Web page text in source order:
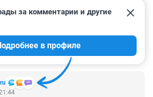
3
за комментарии и другие
в профиле